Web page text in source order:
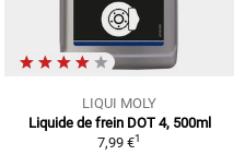
LIQUI MOLY
Liquide de frein DOT 4, 500ml
7,99 €1